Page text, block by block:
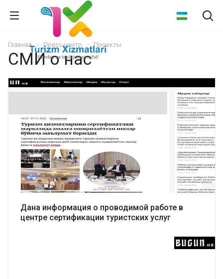
Главная Пресс-центр Проекты
СМИ о нас
Подробнее
Дана информация о проводимой работе в
центре сертификации туристских услуг